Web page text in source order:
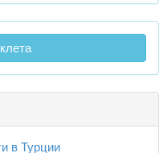
в Турции